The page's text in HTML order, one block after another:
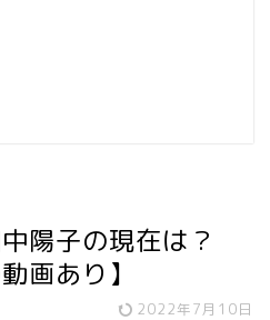
陽子の現在は？
画あり】
2022年7月10日